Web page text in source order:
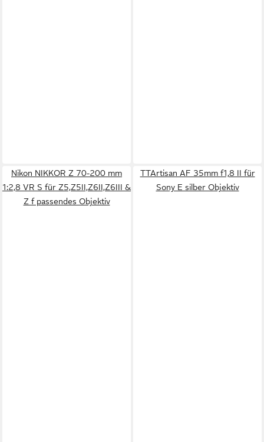
Nikon NIKKOR Z 70-200 mm
1:2,8 VR S für Z5,Z5II,Z6II,Z6III &
Z f passendes Objektiv
TTArtisan AF 35mm f1,8 II für
Sony E silber Objektiv